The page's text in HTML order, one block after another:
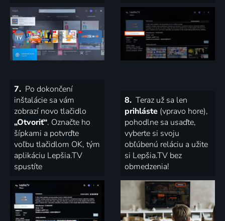
7. Po dokončení
inštalácie sa vám
zobrazí novo tlačidlo
„Otvoriť“. Označte ho
šípkami a potvrďte
voľbu tlačidlom OK, tým
aplikáciu Lepšia.TV
spustíte
8. Teraz už sa len
prihláste (vpravo hore),
pohodlne sa usaďte,
vyberte si svoju
obľúbenú reláciu a užite
si Lepšia.TV bez
obmedzenia!